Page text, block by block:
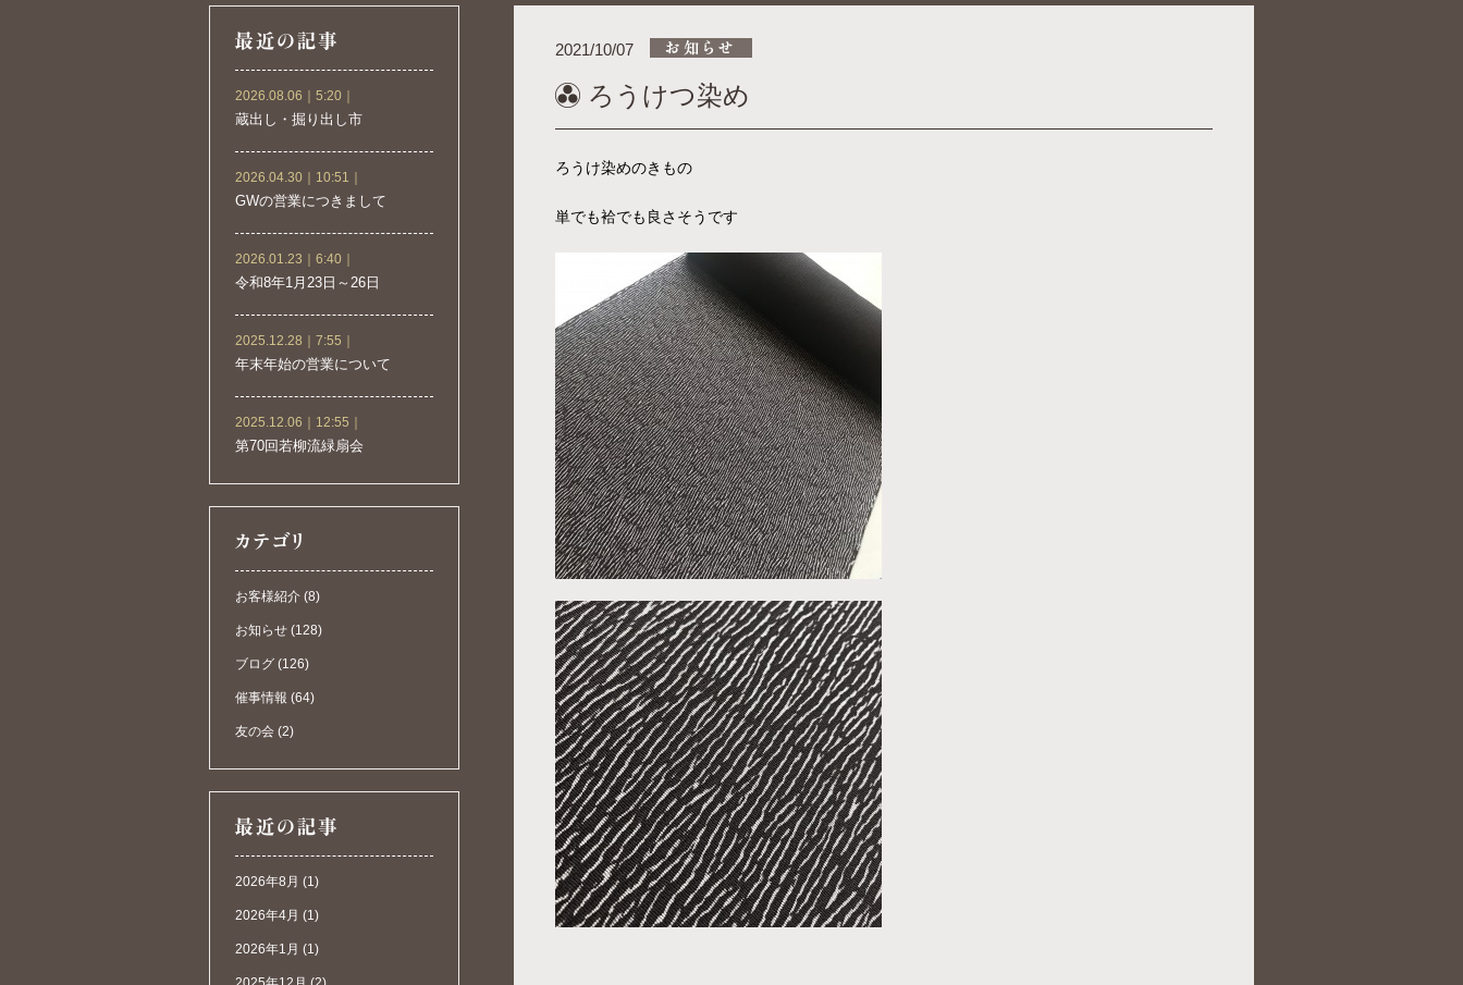
2026.08.06｜5:20｜
蔵出し・掘り出し市
2026.04.30｜10:51｜
GWの営業につきまして
2026.01.23｜6:40｜
令和8年1月23日～26日
2025.12.28｜7:55｜
年末年始の営業について
2025.12.06｜12:55｜
第70回若柳流緑扇会
お客様紹介 (8)
お知らせ (128)
ブログ (126)
催事情報 (64)
友の会 (2)
2026年8月 (1)
2026年4月 (1)
2026年1月 (1)
2021/10/07
ろうけつ染め
ろうけ染めのきもの
単でも袷でも良さそうです